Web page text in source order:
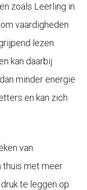
zoals Leerling in
vaardigheden
lezen.
kan daarbij
minder energie
en kan zich
van
thuis met meer
te leggen op